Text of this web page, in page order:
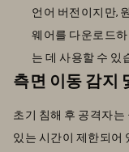
언어 버전이지만,
웨어를 다운로드
는 데 사용할 수 있
측면 이동 감지
초기 침해 후 공격자
있는 시간이 제한되어